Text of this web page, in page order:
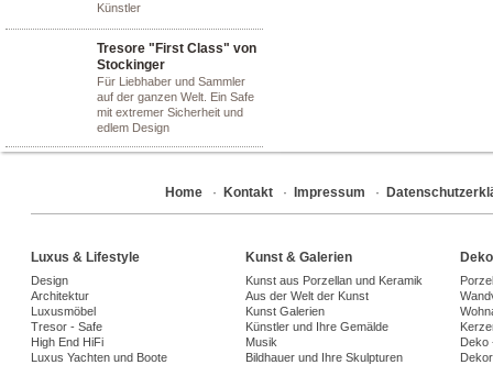
Künstler
Tresore "First Class" von
Stockinger
Für Liebhaber und Sammler
auf der ganzen Welt. Ein Safe
mit extremer Sicherheit und
edlem Design
Home · Kontakt · Impressum ·
Luxus & Lifestyle
Design
Architektur
Luxusmöbel
Tresor - Safe
High End HiFi
Luxus Yachten und Boote
Kunst & Galerien
Kunst aus Porzellan und Keramik
Aus der Welt der Kunst
Kunst Galerien
Künstler und Ihre Gemälde
Musik
Bildhauer und Ihre Skulpturen
Deko